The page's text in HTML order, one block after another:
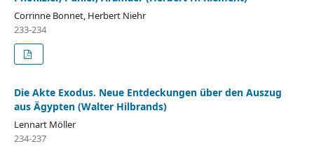
Corrinne Bonnet, Herbert Niehr
233-234
Die Akte Exodus. Neue Entdeckungen über den Auszug
aus Ägypten (Walter Hilbrands)
Lennart Möller
234-237